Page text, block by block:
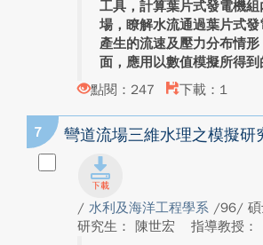
工具，計算葉片式發電機
場，瞭解水流通過葉片式
產生的流速及壓力分布情
面，應用以數值模擬所得
點閱：247
下載：1
7 彎道流場三維水理之模擬研
/ 水利及海洋工程學系 /96/ 碩
研究生： 陳世宏
指導教授：